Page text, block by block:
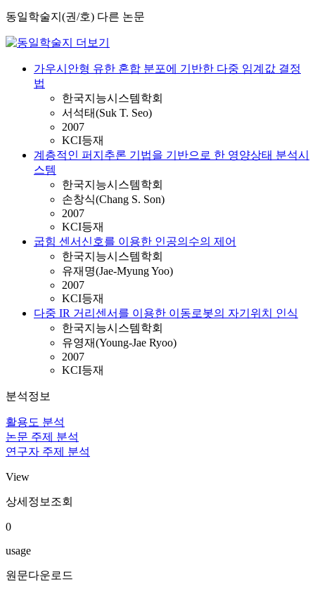
동일학술지(권/호) 다른 논문
가우시안형 유한 혼합 분포에 기반한 다중 임계값 결정
법
한국지능시스템학회
서석태(Suk T. Seo)
2007
KCI등재
계층적인 퍼지추론 기법을 기반으로 한 영양상태 분석시
스템
한국지능시스템학회
손창식(Chang S. Son)
2007
KCI등재
굽힘 센서신호를 이용한 인공의수의 제어
한국지능시스템학회
유재명(Jae-Myung Yoo)
2007
KCI등재
다중 IR 거리센서를 이용한 이동로봇의 자기위치 인식
한국지능시스템학회
유영재(Young-Jae Ryoo)
2007
KCI등재
분석정보
활용도 분석
논문 주제 분석
연구자 주제 분석
View
상세정보조회
0
usage
원문다운로드